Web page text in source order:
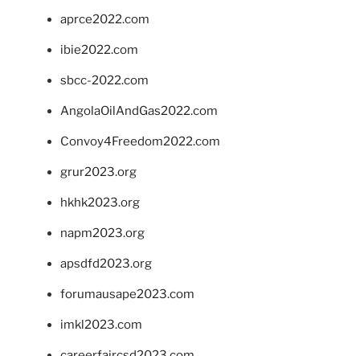
aprce2022.com
ibie2022.com
sbcc-2022.com
AngolaOilAndGas2022.com
Convoy4Freedom2022.com
grur2023.org
hkhk2023.org
napm2023.org
apsdfd2023.org
forumausape2023.com
imkl2023.com